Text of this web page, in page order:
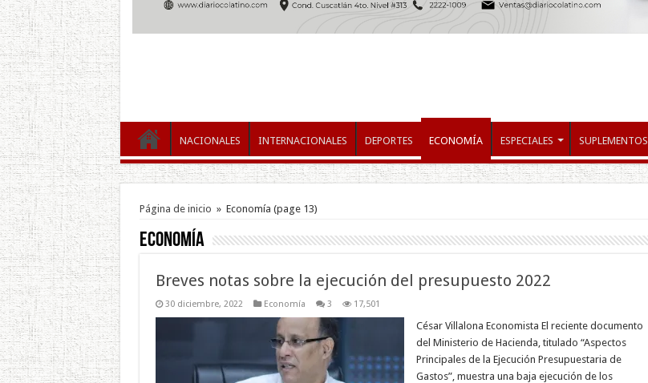
NACIONALES INTERNACIONALES DEPORTES ECONOMÍA ESPECIALES SUPLEMENTOS
Página de inicio » Economía (page 13)
Economía
Breves notas sobre la ejecución del presupuesto 2022
30 diciembre, 2022 Economía 3 17,501
César Villalona Economista El reciente documento
del Ministerio de Hacienda, titulado “Aspectos
Principales de la Ejecución Presupuestaria de
Gastos”, muestra una baja ejecución de los